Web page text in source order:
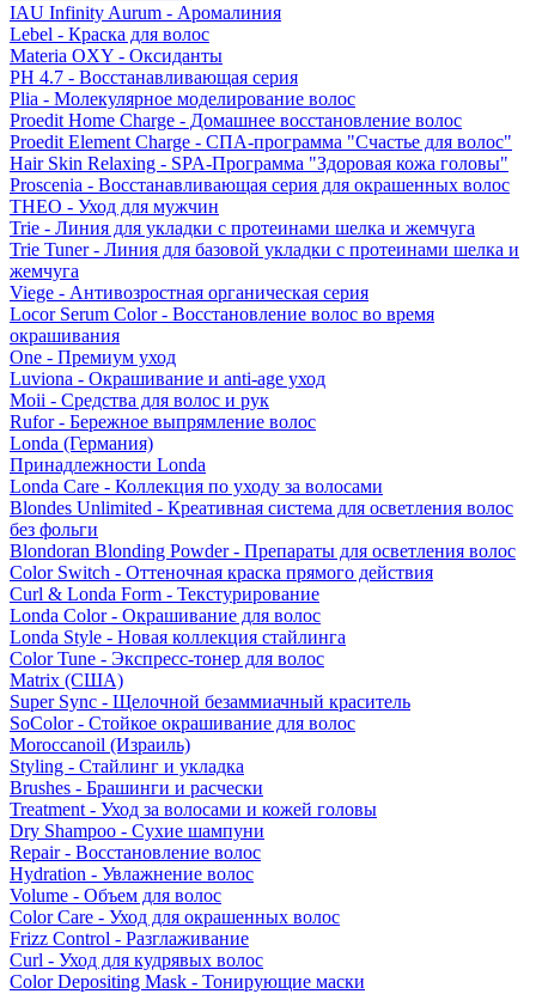
IAU Infinity Aurum - Аромалиния
Lebel - Краска для волос
Materia OXY - Оксиданты
PH 4.7 - Восстанавливающая серия
Plia - Молекулярное моделирование волос
Proedit Home Charge - Домашнее восстановление волос
Proedit Element Charge - СПА-программа "Счастье для волос"
Hair Skin Relaxing - SPA-Программа "Здоровая кожа головы"
Proscenia - Восстанавливающая серия для окрашенных волос
THEO - Уход для мужчин
Trie - Линия для укладки с протеинами шелка и жемчуга
Trie Tuner - Линия для базовой укладки с протеинами шелка и
жемчуга
Viege - Антивозростная органическая серия
Locor Serum Color - Восстановление волос во время
окрашивания
One - Премиум уход
Luviona - Окрашивание и anti-age уход
Moii - Средства для волос и рук
Rufor - Бережное выпрямление волос
Londa (Германия)
Принадлежности Londa
Londa Care - Коллекция по уходу за волосами
Blondes Unlimited - Креативная система для осветления волос
без фольги
Blondoran Blonding Powder - Препараты для осветления волос
Color Switch - Оттеночная краска прямого действия
Curl & Londa Form - Текстурирование
Londa Color - Окрашивание для волос
Londa Style - Новая коллекция стайлинга
Color Tune - Экспресс-тонер для волос
Matrix (США)
Super Sync - Щелочной безаммиачный краситель
SoColor - Стойкое окрашивание для волос
Moroccanoil (Израиль)
Styling - Стайлинг и укладка
Brushes - Брашинги и расчески
Treatment - Уход за волосами и кожей головы
Dry Shampoo - Сухие шампуни
Repair - Восстановление волос
Hydration - Увлажнение волос
Volume - Объем для волос
Color Care - Уход для окрашенных волос
Frizz Control - Разглаживание
Curl - Уход для кудрявых волос
Color Depositing Mask - Тонирующие маски